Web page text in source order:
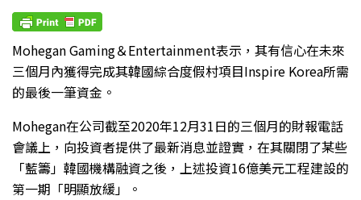
Mohegan Gaming＆Entertainment表示，其有信心在未來
三個月內獲得完成其韓國綜合度假村項目Inspire Korea所需
的最後一筆資金。
Mohegan在公司截至2020年12月31日的三個月的財報電話
會議上，向投資者提供了最新消息並證實，在其關閉了某些
「藍籌」韓國機構融資之後，上述投資16億美元工程建設的
第一期「明顯放緩」。